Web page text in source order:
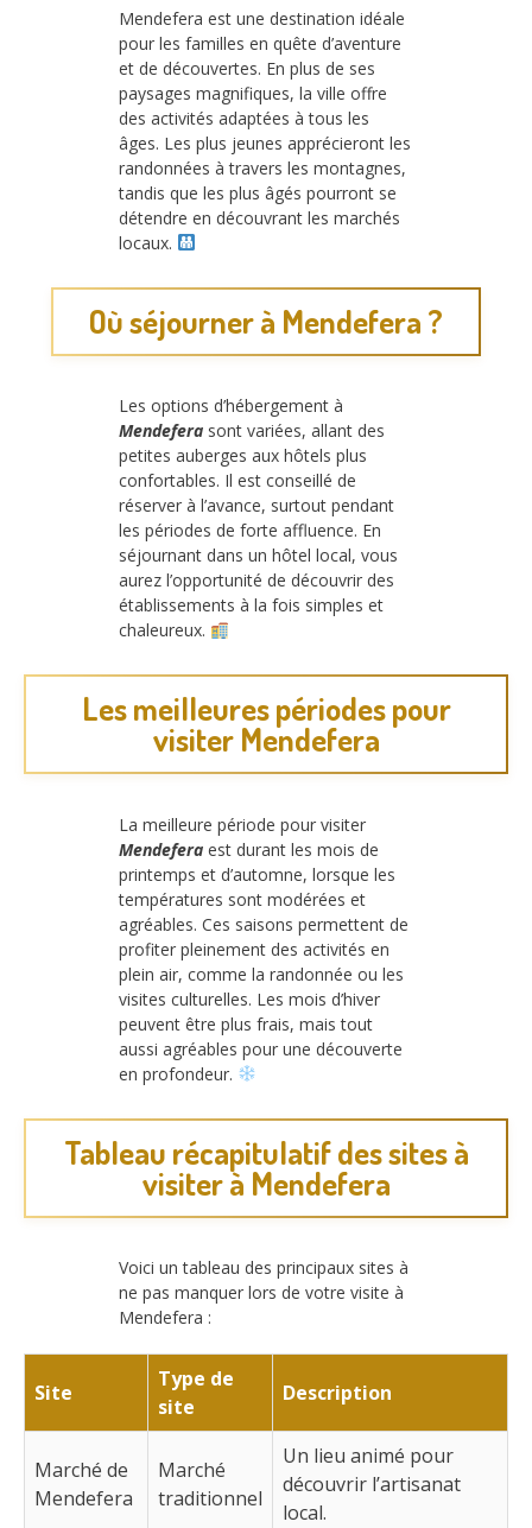
Mendefera est une destination idéale
pour les familles en quête d’aventure
et de découvertes. En plus de ses
paysages magnifiques, la ville offre
des activités adaptées à tous les
âges. Les plus jeunes apprécieront les
randonnées à travers les montagnes,
tandis que les plus âgés pourront se
détendre en découvrant les marchés
locaux.
Où séjourner à Mendefera ?
Les options d’hébergement à
Mendefera sont variées, allant des
petites auberges aux hôtels plus
confortables. Il est conseillé de
réserver à l’avance, surtout pendant
les périodes de forte affluence. En
séjournant dans un hôtel local, vous
aurez l’opportunité de découvrir des
établissements à la fois simples et
chaleureux.
Les meilleures périodes pour
visiter Mendefera
La meilleure période pour visiter
Mendefera est durant les mois de
printemps et d’automne, lorsque les
températures sont modérées et
agréables. Ces saisons permettent de
profiter pleinement des activités en
plein air, comme la randonnée ou les
visites culturelles. Les mois d’hiver
peuvent être plus frais, mais tout
aussi agréables pour une découverte
en profondeur.
Tableau récapitulatif des sites à
visiter à Mendefera
Voici un tableau des principaux sites à
ne pas manquer lors de votre visite à
Mendefera :
Site
Type de
site
Description
Marché de
Mendefera
Marché
traditionnel
Un lieu animé pour
découvrir l’artisanat
local.